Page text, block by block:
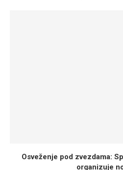
Osveženje pod zvezdama:
organizuje